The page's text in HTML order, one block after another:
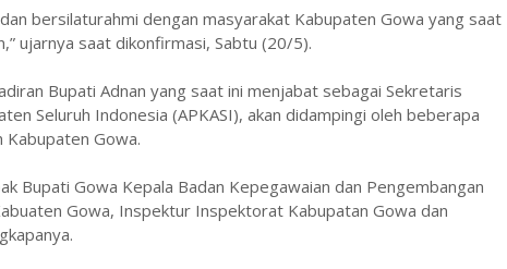
bersilaturahmi dengan masyarakat Kabupaten Gowa yang saat
ujarnya saat dikonfirmasi, Sabtu (20/5).
Bupati Adnan yang saat ini menjabat sebagai Sekretaris
Seluruh Indonesia (APKASI), akan didampingi oleh beberapa
Kabupaten Gowa.
Bupati Gowa Kepala Badan Kepegawaian dan Pengembangan
Gowa, Inspektur Inspektorat Kabupatan Gowa dan